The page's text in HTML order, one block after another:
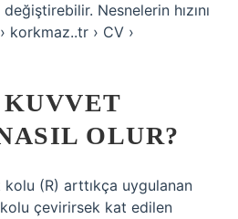
Nesnelerin hızını
korkmaz..tr › CV ›
OLUR?
(R) arttıkça uygulanan
çevirirsek kat edilen